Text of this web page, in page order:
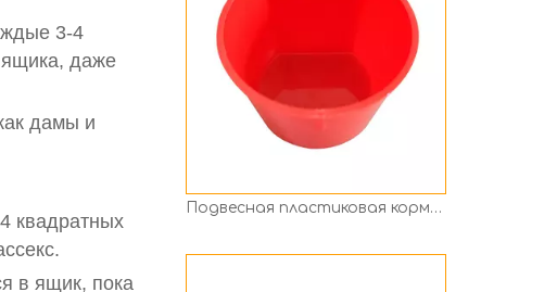
3-4
ящика, даже
дамы и
квадратных
в ящик, пока
1LВедро для поения воды для курицы, ПП для птицы Ph-234